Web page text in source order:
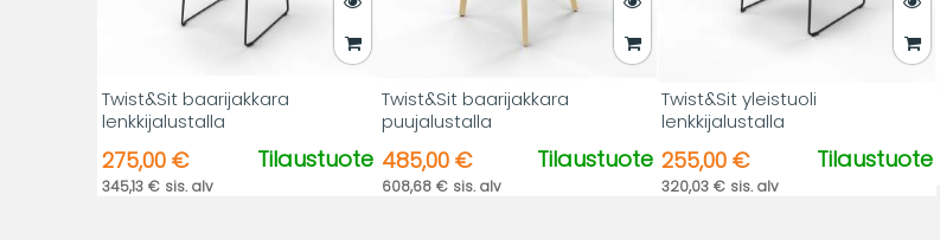
Twist&Sit baarijakkara
lenkkijalustalla
275,00 €
345,13 € sis. alv
Tilaustuote
Twist&Sit baarijakkara
puujalustalla
485,00 €
608,68 € sis. alv
Tilaustuote
Twist&Sit yleistuoli
lenkkijalustalla
255,00 €
320,03 € sis. alv
Tilaustuote